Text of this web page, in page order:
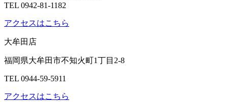
TEL 0942-81-1182
アクセスはこちら
大牟田店
福岡県大牟田市不知火町1丁目2-8
TEL 0944-59-5911
アクセスはこちら